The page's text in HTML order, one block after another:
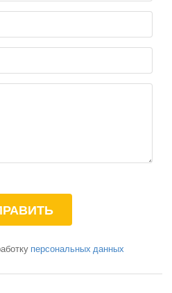
персональных данных